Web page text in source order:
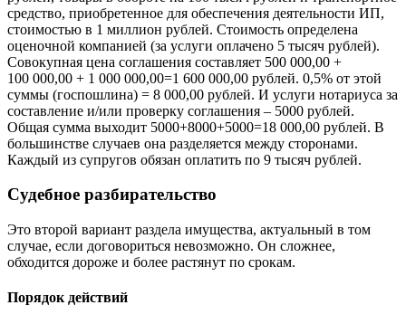
средство, приобретенное для обеспечения деятельности ИП,
стоимостью в 1 миллион рублей. Стоимость определена
оценочной компанией (за услуги оплачено 5 тысяч рублей).
Совокупная цена соглашения составляет 500 000,00 +
100 000,00 + 1 000 000,00=1 600 000,00 рублей. 0,5% от этой
суммы (госпошлина) = 8 000,00 рублей. И услуги нотариуса за
составление и/или проверку соглашения – 5000 рублей.
Общая сумма выходит 5000+8000+5000=18 000,00 рублей. В
большинстве случаев она разделяется между сторонами.
Каждый из супругов обязан оплатить по 9 тысяч рублей.
Судебное разбирательство
Это второй вариант раздела имущества, актуальный в том
случае, если договориться невозможно. Он сложнее,
обходится дороже и более растянут по срокам.
Порядок действий